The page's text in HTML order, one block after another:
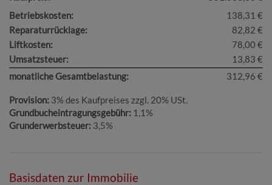
Betriebskosten:
138,31 €
Reparaturrücklage:
82,82 €
Liftkosten:
78,00 €
Umsatzsteuer:
13,83 €
monatliche Gesamtbelastung:
312,96 €
Provision: 3% des Kaufpreises zzgl. 20% USt.
Grundbucheintragungsgebühr: 1,1%
Grunderwerbsteuer: 3,5%
Basisdaten zur Immobilie